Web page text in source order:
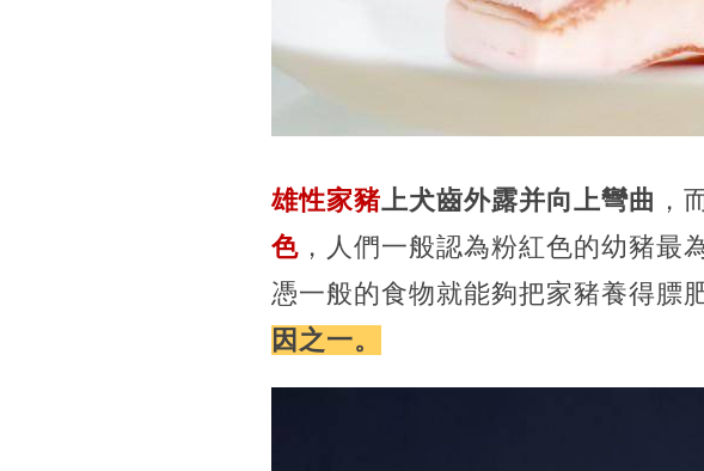
雄性家豬上犬齒外露并向上彎曲 ，
色 ，人們一般認為粉紅色的幼豬最
憑一般的食物就能夠把家豬養得膘
因之一。